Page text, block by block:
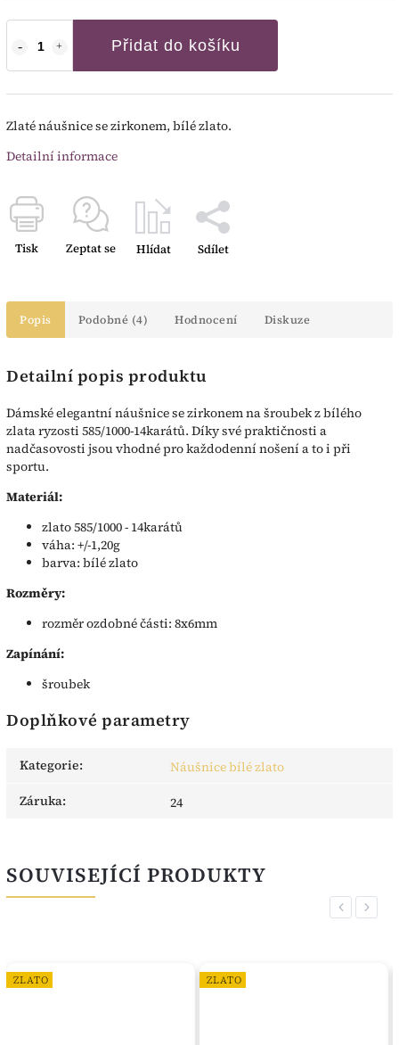
Přidat do košíku
Zlaté náušnice se zirkonem, bílé zlato.
Detailní informace
Tisk Zeptat se Hlídat Sdílet
Popis Podobné (4) Hodnocení Diskuze
Detailní popis produktu
Dámské elegantní náušnice se zirkonem na šroubek z bílého
zlata ryzosti 585/1000-14karátů. Díky své praktičnosti a
nadčasovosti jsou vhodné pro každodenní nošení a to i při
sportu.
Materiál:
zlato 585/1000 - 14karátů
váha: +/-1,20g
barva: bílé zlato
Rozměry:
rozměr ozdobné části: 8x6mm
Zapínání:
šroubek
Doplňkové parametry
Kategorie:
Náušnice bílé zlato
Záruka: 24
SOUVISEJÍCÍ PRODUKTY
Previous
ZLATO ZLATO
Next